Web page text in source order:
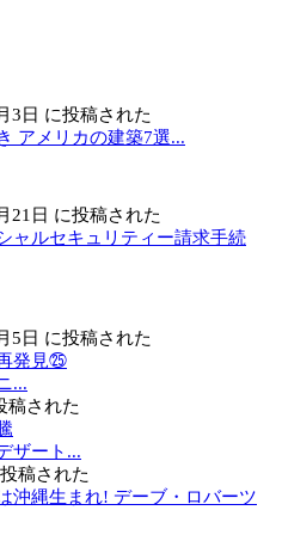
3日 に投稿された
アメリカの建築7選...
21日 に投稿された
ャルセキュリティー請求手続
5日 に投稿された
発見㉕
...
稿された
ザート...
稿された
沖縄生まれ! デーブ・ロバーツ